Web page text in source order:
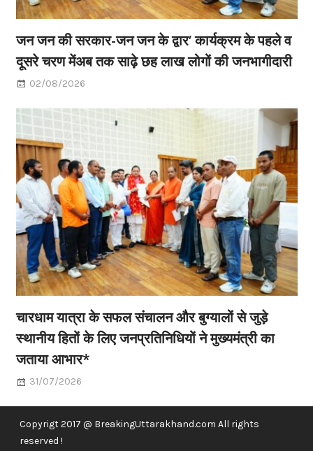
जन जन की सरकार-जन जन के द्वार’ कार्यक्रम के पहले व
दूसरे चरण मेंअब तक साढ़े छह लाख लोगों की जनभागीदारी
02/08/2026
चारधाम यात्रा के सफल संचालन और बुग्यालों से जुड़े
स्थानीय हितों के लिए जनप्रतिनिधियों ने मुख्यमंत्री का
जताया आभार*
31/07/2026
Copyrigt 2017 @ BreakingUttarakhand.com All rights
reserved !